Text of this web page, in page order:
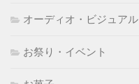
オーディオ・ビジュアル
お祭り・イベント